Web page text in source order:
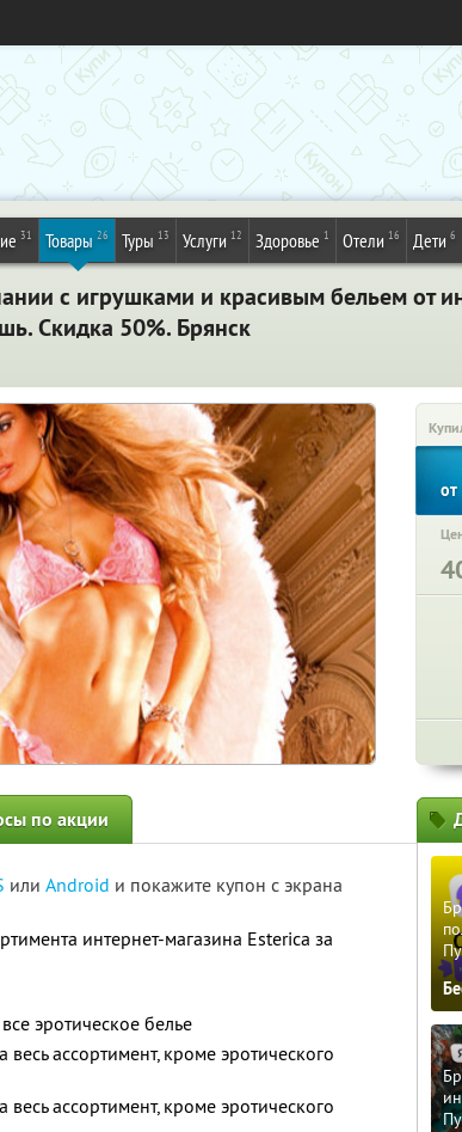
31 Товары 26 Туры 13 Услуги 12 Здоровье 1 Отели 16 Дети 6
с игрушками и красивым бельем от
Скидка 50%. Брянск
от
по акции
или Android и покажите купон с экрана
интернет-магазина Esterica за
эротическое белье
весь ассортимент, кроме эротического
весь ассортимент, кроме эротического